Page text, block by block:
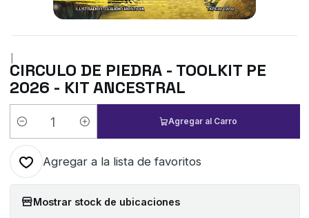
|
CIRCULO DE PIEDRA - TOOLKIT PE
2026 - KIT ANCESTRAL
Cantidad
Agregar al Carro
Agregar a la lista de favoritos
Mostrar stock de ubicaciones